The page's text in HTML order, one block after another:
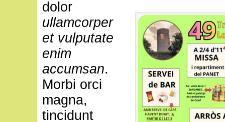
dolor
ullamcorper
et vulputate
enim
accumsan.
Morbi orci
magna,
tincidunt